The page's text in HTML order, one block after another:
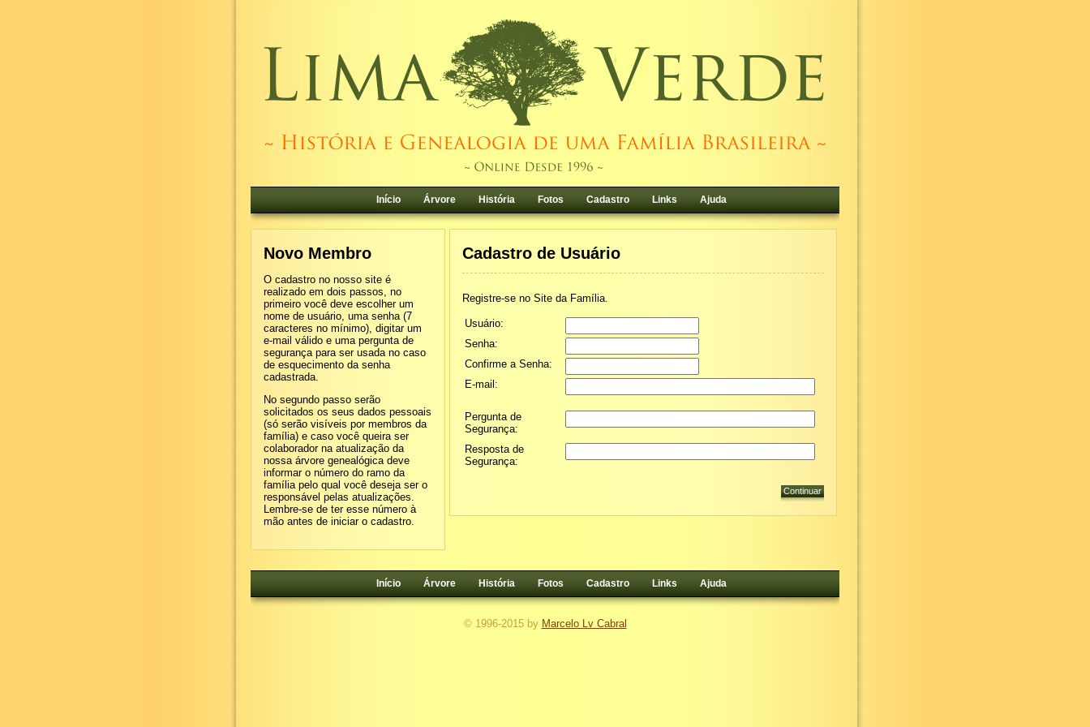
Início Árvore História Fotos Cadastro Links Ajuda
Novo Membro
O cadastro no nosso site é
realizado em dois passos, no
primeiro você deve escolher um
nome de usuário, uma senha (7
caracteres no mínimo), digitar um
e-mail válido e uma pergunta de
segurança para ser usada no caso
de esquecimento da senha
cadastrada.
No segundo passo serão
solicitados os seus dados pessoais
(só serão visíveis por membros da
família) e caso você queira ser
colaborador na atualização da
nossa árvore genealógica deve
informar o número do ramo da
família pelo qual você deseja ser o
responsável pelas atualizações.
Lembre-se de ter esse número à
mão antes de iniciar o cadastro.
Cadastro de Usuário
Registre-se no Site da Família.
Usuário:
Senha:
Confirme a Senha:
E-mail:
Pergunta de
Segurança:
Resposta de
Segurança:
Início Árvore História Fotos Cadastro Links Ajuda
© 1996-2015 by Marcelo Lv Cabral